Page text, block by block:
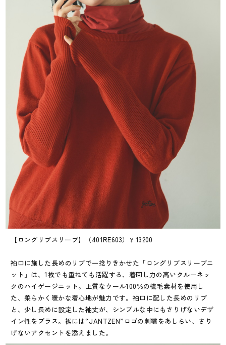
【ロングリブスリーブ】（401RE603）￥13200
袖口に施した長めのリブで一捻りきかせた「ロングリブスリーブニ
ット」は、1枚でも重ねても活躍する、着回し力の高いクルーネッ
クのハイゲージニット。上質なウール100％の梳毛素材を使用し
た、柔らかく暖かな着心地が魅力です。袖口に配した長めのリブ
と、少し長めに設定した袖丈が、シンプルな中にもさりげないデザ
イン性をプラス。裾には“JANTZEN”ロゴの刺繍をあしらい、さり
げないアクセントを添えました。